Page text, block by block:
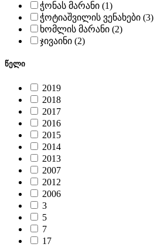
ჭონას მარანი (1)
ჭოტიაშვილის ვენახები (3)
ხომლის მარანი (2)
ჯივაინი (2)
წელი
2019
2018
2017
2016
2015
2014
2013
2007
2012
2006
3
5
7
17